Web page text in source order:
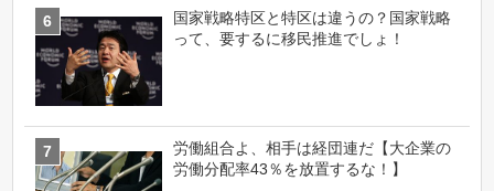
国家戦略特区と特区は違うの？国家戦略
って、要するに移民推進でしょ！
労働組合よ、相手は経団連だ【大企業の
労働分配率43％を放置するな！】